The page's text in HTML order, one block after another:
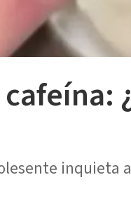
inquieta